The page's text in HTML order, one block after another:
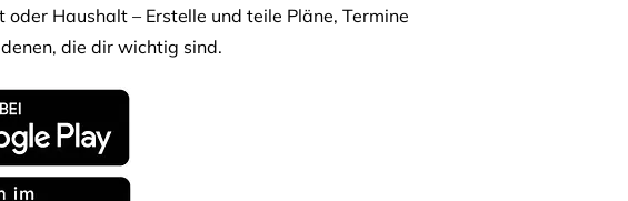
oder Haushalt – Erstelle und teile Pläne, Termine
die dir wichtig sind.